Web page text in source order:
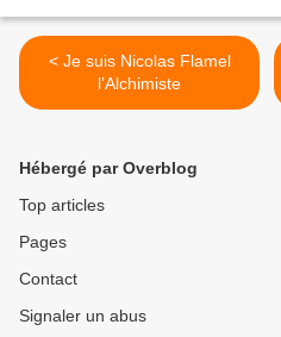
< Je suis Nicolas Flamel
l’Alchimiste
Hébergé par Overblog
Top articles
Pages
Contact
Signaler un abus